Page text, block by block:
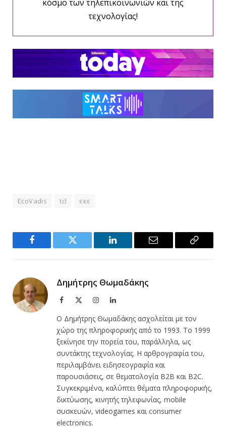
κόσμο των τηλεπικοινωνιών και της
τεχνολογίας!
EcoVadis tcl εκε
Facebook Twitter LinkedIn Email
Copy
Δημήτρης Θωμαδάκης
Facebook InstagramLinkedIn
Ο Δημήτρης Θωμαδάκης ασχολείται με τον
χώρο της πληροφορικής από το 1993. Το 1999
ξεκίνησε την πορεία του, παράλληλα, ως
συντάκτης τεχνολογίας. Η αρθρογραφία του,
περιλαμβάνει ειδησεογραφία και
παρουσιάσεις, σε θεματολογία B2B και B2C.
Συγκεκριμένα, καλύπτει θέματα πληροφορικής,
δικτύωσης, κινητής τηλεφωνίας, mobile
συσκευών, videogames και consumer
electronics.